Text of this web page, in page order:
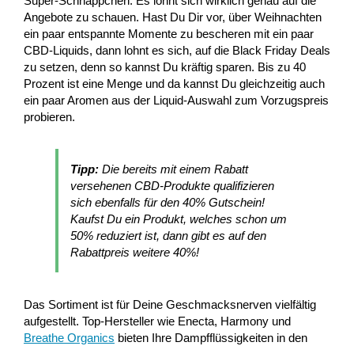
Angebote zu schauen. Hast Du Dir vor, über Weihnachten
ein paar entspannte Momente zu bescheren mit ein paar
CBD-Liquids, dann lohnt es sich, auf die Black Friday Deals
zu setzen, denn so kannst Du kräftig sparen. Bis zu 40
Prozent ist eine Menge und da kannst Du gleichzeitig auch
ein paar Aromen aus der Liquid-Auswahl zum Vorzugspreis
probieren.
Tipp:Die bereits mit einem Rabatt
versehenen CBD-Produkte qualifizieren
sich ebenfalls für den 40% Gutschein!
Kaufst Du ein Produkt, welches schon um
50% reduziert ist, dann gibt es auf den
Rabattpreis weitere 40%!
Das Sortiment ist für Deine Geschmacksnerven vielfältig
aufgestellt. Top-Hersteller wie Enecta, Harmony und
Breathe Organics bieten Ihre Dampfflüssigkeiten in den